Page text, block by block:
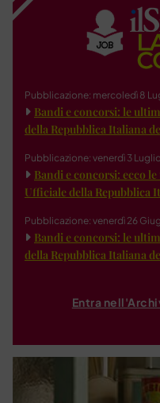
Pubblicazione: mercoledì 8
Bandi e concorsi: le
della Repubblica Italiana
Pubblicazione: venerdì 3
Bandi e concorsi: ecco
Ufficiale della Repubblica
Pubblicazione: venerdì 26
Bandi e concorsi: le
della Repubblica Italiana
Entra